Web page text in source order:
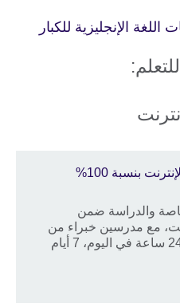
الإنجليزية للكبار
English Online: دورة عبر الإنترنت بنسبة 100%
والدراسة ضمن
مع مدرسين خبراء من
المجلس الثقافي البريطاني. 24 ساعة في اليوم، 7 أيام